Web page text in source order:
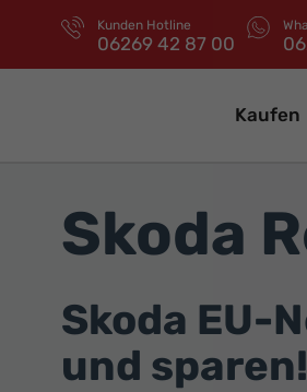
Kunden Hotline
06269 42 87 00
Kaufen
Skoda
Skoda EU-
und sparen!